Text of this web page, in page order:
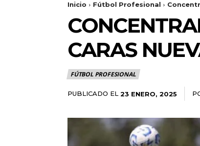
Inicio Fútbol Profesional
CARAS
FÚTBOL PROFESIONAL
PUBLICADO EL 23 ENERO, 2025